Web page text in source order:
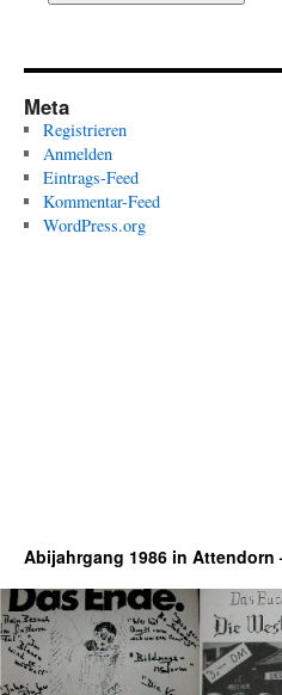
Meta
Registrieren
Anmelden
Eintrags-Feed
Kommentar-Feed
WordPress.org
Abijahrgang 1986 in Attendorn